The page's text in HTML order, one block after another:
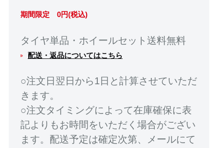
期間限定 0円(税込)
タイヤ単品・ホイールセット送料無料
配送・返品についてはこちら
○注文日翌日から1日と計算させていただ
きます。
○注文タイミングによって在庫確保に表
記よりもお時間をいただく場合がござい
ます。配送予定は確定次第、メールにて